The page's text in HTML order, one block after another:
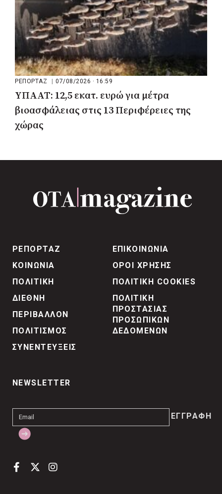
ΡΕΠΟΡΤΑΖ | 07/08/2026 · 16:59
ΥΠΑΑΤ: 12,5 εκατ. ευρώ για μέτρα
βιοασφάλειας στις 13 Περιφέρειες της
χώρας
ΡΕΠΟΡΤΑΖ
ΚΟΙΝΩΝΙΑ
ΠΟΛΙΤΙΚΗ
ΔΙΕΘΝΗ
ΠΕΡΙΒΑΛΛΟΝ
ΠΟΛΙΤΙΣΜΟΣ
ΣΥΝΕΝΤΕΥΞΕΙΣ
ΕΠΙΚΟΙΝΩΝΙΑ
ΟΡΟΙ ΧΡΗΣΗΣ
ΠΟΛΙΤΙΚΗ COOKIES
ΠΟΛΙΤΙΚΗ
ΠΡΟΣΤΑΣΙΑΣ
ΠΡΟΣΩΠΙΚΩΝ
ΔΕΔΟΜΕΝΩΝ
NEWSLETTER